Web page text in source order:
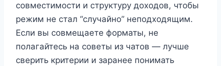
совместимости и структуру доходов, чтобы
режим не стал “случайно” неподходящим.
Если вы совмещаете форматы, не
полагайтесь на советы из чатов — лучше
сверить критерии и заранее понимать